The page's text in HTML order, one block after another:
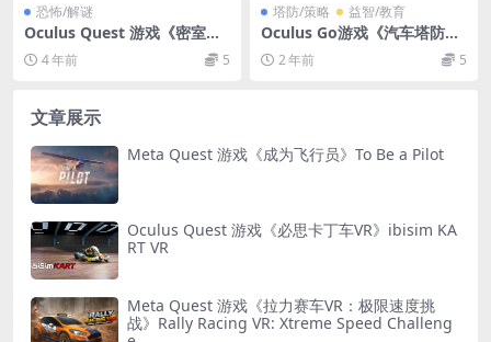
恐怖/解谜
Oculus Quest 游戏《密室逃
脱：银行抢劫VR》Escape Ro
om: Bank Robbery Gone W
4 年前 5
塔防/策略 益智/教育
Oculus Go游戏《汽车塔防V
R》Evil Robot Traffic Jam V
R一体机游戏下载
2 年前 5
文章展示
Meta Quest 游戏《成为飞行员》To Be a Pilot
Oculus Quest 游戏《必思卡丁车VR》ibisim KA
RT VR
Meta Quest 游戏《拉力赛车VR：极限速度挑
战》Rally Racing VR: Xtreme Speed Challeng